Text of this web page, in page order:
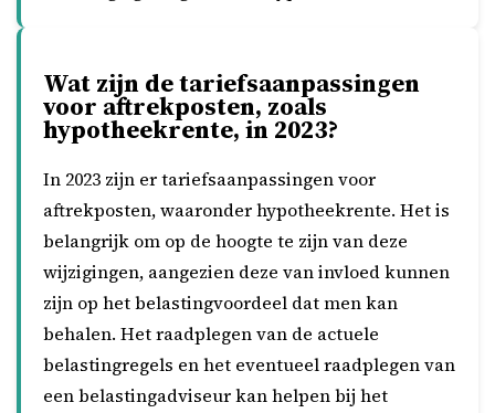
Wat zijn de tariefsaanpassingen
voor aftrekposten, zoals
hypotheekrente, in 2023?
In 2023 zijn er tariefsaanpassingen voor
aftrekposten, waaronder hypotheekrente. Het is
belangrijk om op de hoogte te zijn van deze
wijzigingen, aangezien deze van invloed kunnen
zijn op het belastingvoordeel dat men kan
behalen. Het raadplegen van de actuele
belastingregels en het eventueel raadplegen van
een belastingadviseur kan helpen bij het